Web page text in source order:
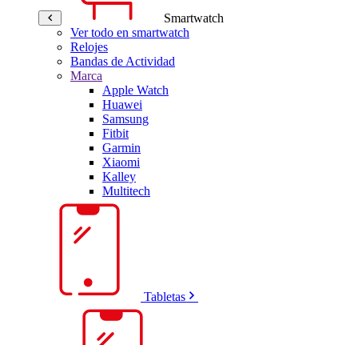
Smartwatch
Ver todo en smartwatch
Relojes
Bandas de Actividad
Marca
Apple Watch
Huawei
Samsung
Fitbit
Garmin
Xiaomi
Kalley
Multitech
Tabletas